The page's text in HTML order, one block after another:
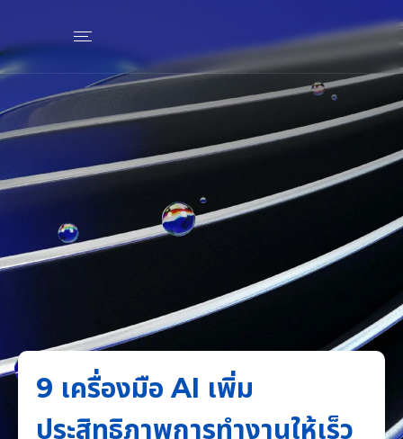
9 เครื่องมือ AI เพิ่ม
ประสิทธิภาพการทำงานให้เร็ว